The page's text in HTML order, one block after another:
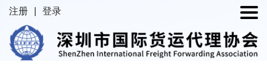
注册 登录